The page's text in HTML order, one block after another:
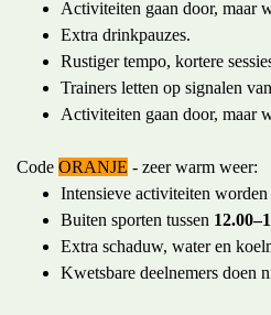
Activiteiten gaan door, maar
Extra drinkpauzes.
Rustiger tempo, kortere
Trainers letten op signalen
Activiteiten gaan door, maar
Code ORANJE - zeer warm weer:
Intensieve activiteiten
Buiten sporten tussen
Extra schaduw, water en
Kwetsbare deelnemers doen